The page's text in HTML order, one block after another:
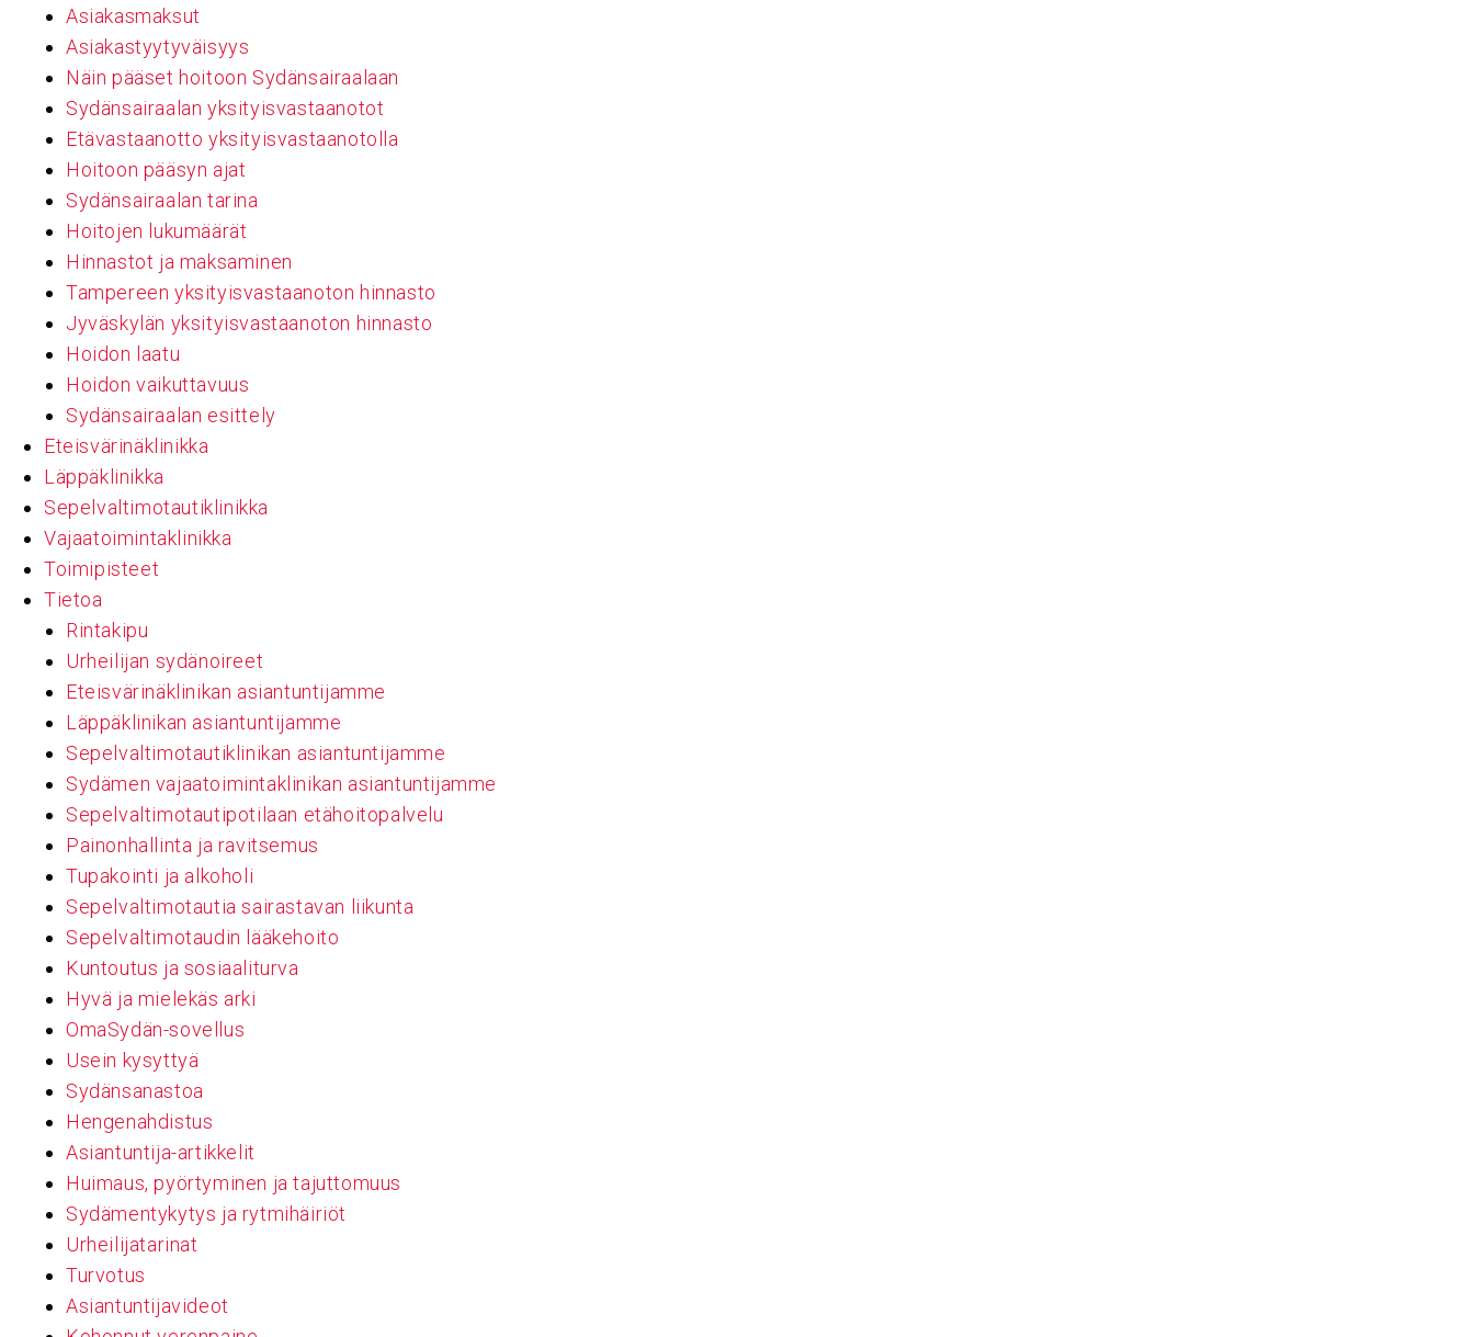
Asiakasmaksut
Asiakastyytyväisyys
Näin pääset hoitoon Sydänsairaalaan
Sydänsairaalan yksityisvastaanotot
Etävastaanotto yksityisvastaanotolla
Hoitoon pääsyn ajat
Sydänsairaalan tarina
Hoitojen lukumäärät
Hinnastot ja maksaminen
Tampereen yksityisvastaanoton hinnasto
Jyväskylän yksityisvastaanoton hinnasto
Hoidon laatu
Hoidon vaikuttavuus
Sydänsairaalan esittely
Eteisvärinäklinikka
Läppäklinikka
Sepelvaltimotautiklinikka
Vajaatoimintaklinikka
Toimipisteet
Tietoa
Rintakipu
Urheilijan sydänoireet
Eteisvärinäklinikan asiantuntijamme
Läppäklinikan asiantuntijamme
Sepelvaltimotautiklinikan asiantuntijamme
Sydämen vajaatoimintaklinikan asiantuntijamme
Sepelvaltimotautipotilaan etähoitopalvelu
Painonhallinta ja ravitsemus
Tupakointi ja alkoholi
Sepelvaltimotautia sairastavan liikunta
Sepelvaltimotaudin lääkehoito
Kuntoutus ja sosiaaliturva
Hyvä ja mielekäs arki
OmaSydän-sovellus
Usein kysyttyä
Sydänsanastoa
Hengenahdistus
Asiantuntija-artikkelit
Huimaus, pyörtyminen ja tajuttomuus
Sydämentykytys ja rytmihäiriöt
Urheilijatarinat
Turvotus
Asiantuntijavideot